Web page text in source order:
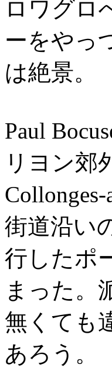
ロワグロ
ーをやっ
は絶景。
Paul
リヨン郊
街道沿い
行したポ
まった。
無くても
あろう。